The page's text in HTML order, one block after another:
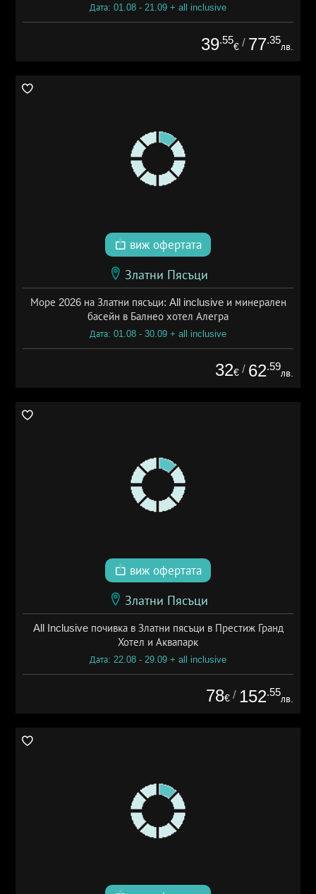
Дата: 01.08 - 21.09 + all inclusive
39.55
€ / 77.35
лв.
виж офертата
Златни Пясъци
Море 2026 на Златни пясъци: All inclusive и минерален
басейн в Балнео хотел Алегра
Дата: 01.08 - 30.09 + all inclusive
32€ / 62.59
лв.
виж офертата
Златни Пясъци
All Inclusive почивка в Златни пясъци в Престиж Гранд
Хотел и Аквапарк
Дата: 22.08 - 29.09 + all inclusive
78€ / 152.55
лв.